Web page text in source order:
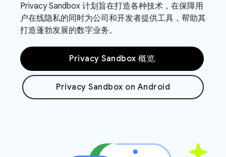
Privacy Sandbox 计划旨在打造各种技术，在保障用
户在线隐私的同时为公司和开发者提供工具，帮助其
打造蓬勃发展的数字业务。
Privacy Sandbox 概览
Privacy Sandbox on Android